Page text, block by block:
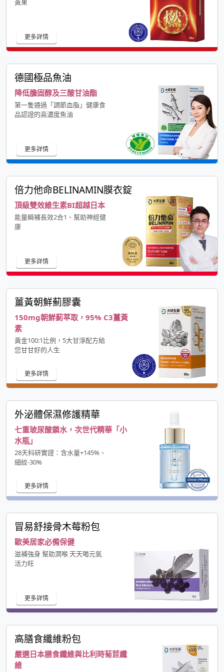
黃果
更多詳情
德國極品魚油
降低膽固醇及三酸甘油酯
第一隻通過「調節血脂」健康食
品認證的高濃度魚油
更多詳情
倍力他命BELINAMIN膜衣錠
頂級雙效維生素BI超越日本
能量瞬補長效2合1、幫助神經健
康
更多詳情
薑黃朝鮮薊膠囊
150mg朝鮮薊萃取，95% C3薑黃
素
黃金100:1比例，5大甘淨配方給
您甘甘好的人生
更多詳情
外泌體保濕修護精華
七重玻尿酸鎖水，次世代精華「小
水瓶」
28天科研實證：含水量+145%、
細紋-30%
更多詳情
冒易舒接骨木莓粉包
歐美居家必備保健
滋補強身 幫助潤喉 天天喝元氣
活力旺
更多詳情
高膳食纖維粉包
嚴選日本膳食纖維與比利時菊苣纖
維